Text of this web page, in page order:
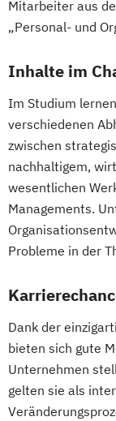
Mitarbeiter aus
„Personal- und
Inhalte im
Im Studium
verschiedenen
zwischen
nachhaltigem,
wesentlichen
Managements.
Probleme in der
Dank der
bieten sich gute
Unternehmen
gelten sie als